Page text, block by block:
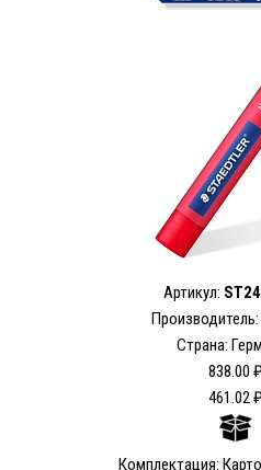
Артикул:
Страна:
838.00
461.02
Комплектация: